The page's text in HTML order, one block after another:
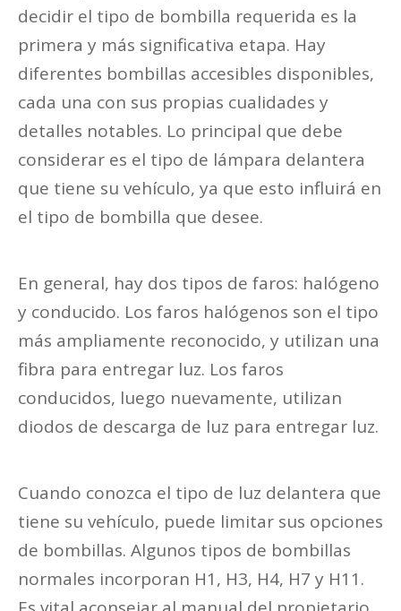
decidir el tipo de bombilla requerida es la
primera y más significativa etapa. Hay
diferentes bombillas accesibles disponibles,
cada una con sus propias cualidades y
detalles notables. Lo principal que debe
considerar es el tipo de lámpara delantera
que tiene su vehículo, ya que esto influirá en
el tipo de bombilla que desee.
En general, hay dos tipos de faros: halógeno
y conducido. Los faros halógenos son el tipo
más ampliamente reconocido, y utilizan una
fibra para entregar luz. Los faros
conducidos, luego nuevamente, utilizan
diodos de descarga de luz para entregar luz.
Cuando conozca el tipo de luz delantera que
tiene su vehículo, puede limitar sus opciones
de bombillas. Algunos tipos de bombillas
normales incorporan H1, H3, H4, H7 y H11.